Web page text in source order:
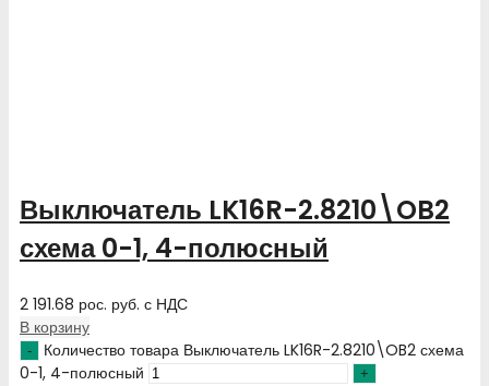
Выключатель LK16R-2.8210\OB2
схема 0-1, 4-полюсный
2 191.68 рос. руб. с НДС
В корзину
Количество товара Выключатель LK16R-2.8210\OB2 схема
0-1, 4-полюсный